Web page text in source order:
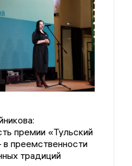
премии «Тульский
преемственности
традиций